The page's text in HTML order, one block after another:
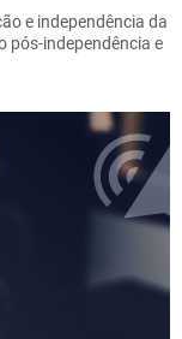
e independência da
pós-independência e